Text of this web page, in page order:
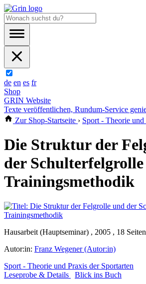
de en es fr
Shop
GRIN Website
Texte veröffentlichen, Rundum-Service
Zur Shop-Startseite › Sport - Theorie und
Die Struktur der
der
Trainingsmethodik
Hausarbeit (Hauptseminar) , 2005 , 18
Autor:in: Franz Wegener (Autor:in)
Sport - Theorie und Praxis der Sportarten
Leseprobe & Details
Blick ins Buch